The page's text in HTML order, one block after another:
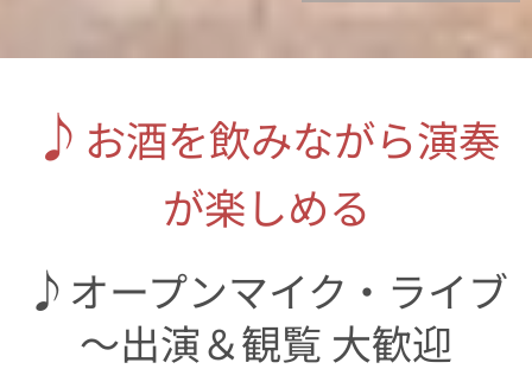
♪ お酒を飲みながら演奏
が楽しめる
♪ オープンマイク・ライブ
～出演＆観覧 大歓迎